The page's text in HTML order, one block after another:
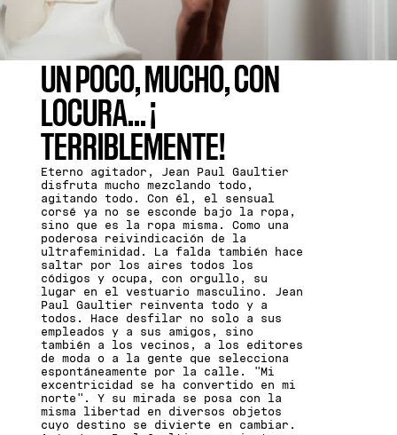
UN POCO, MUCHO, CON
LOCURA... ¡
TERRIBLEMENTE!
Eterno agitador, Jean Paul Gaultier
disfruta mucho mezclando todo,
agitando todo. Con él, el sensual
corsé ya no se esconde bajo la ropa,
sino que es la ropa misma. Como una
poderosa reivindicación de la
ultrafeminidad. La falda también hace
saltar por los aires todos los
códigos y ocupa, con orgullo, su
lugar en el vestuario masculino. Jean
Paul Gaultier reinventa todo y a
todos. Hace desfilar no solo a sus
empleados y a sus amigos, sino
también a los vecinos, a los editores
de moda o a la gente que selecciona
espontáneamente por la calle. "Mi
excentricidad se ha convertido en mi
norte". Y su mirada se posa con la
misma libertad en diversos objetos
cuyo destino se divierte en cambiar.